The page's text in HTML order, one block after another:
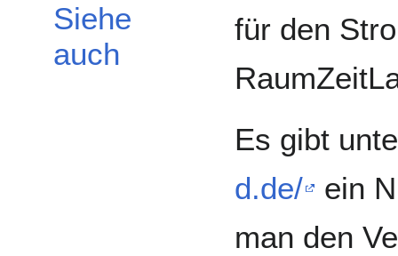
Siehe
auch
für den
Es gibt
d.de/
ein
man den